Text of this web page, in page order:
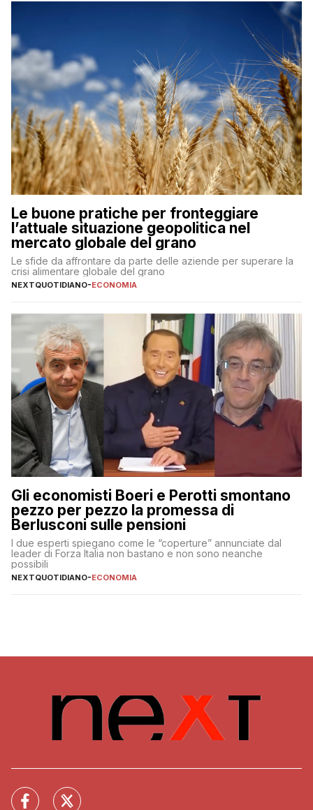
Le buone pratiche per fronteggiare
l’attuale situazione geopolitica nel
mercato globale del grano
Le sfide da affrontare da parte delle aziende per superare la
crisi alimentare globale del grano
NEXTQUOTIDIANO-ECONOMIA
Gli economisti Boeri e Perotti smontano
pezzo per pezzo la promessa di
Berlusconi sulle pensioni
I due esperti spiegano come le “coperture” annunciate dal
leader di Forza Italia non bastano e non sono neanche
possibili
NEXTQUOTIDIANO-ECONOMIA